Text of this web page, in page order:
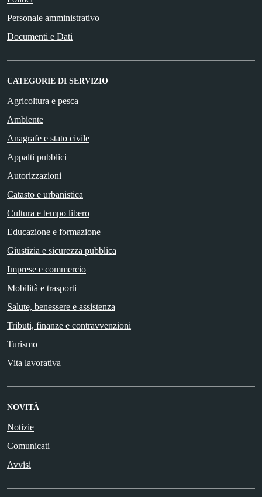
Personale amministrativo
Documenti e Dati
CATEGORIE DI SERVIZIO
Agricoltura e pesca
Ambiente
Anagrafe e stato civile
Appalti pubblici
Autorizzazioni
Catasto e urbanistica
Cultura e tempo libero
Educazione e formazione
Giustizia e sicurezza pubblica
Imprese e commercio
Mobilità e trasporti
Salute, benessere e assistenza
Tributi, finanze e contravvenzioni
Turismo
Vita lavorativa
NOVITÀ
Notizie
Comunicati
Avvisi